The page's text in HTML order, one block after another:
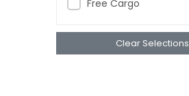
Free Cargo
Clear Selections